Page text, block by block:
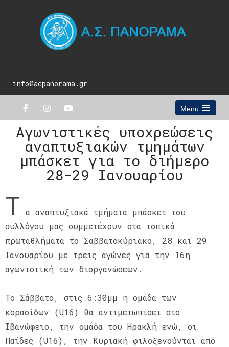
info@acpanorama.gr
Menu
Αγωνιστικές υποχρεώσεις
αναπτυξιακών τμημάτων
μπάσκετ για το διήμερο
28-29 Ιανουαρίου
Τ α αναπτυξιακά τμήματα μπάσκετ του
συλλόγου μας συμμετέχουν στα τοπικά
πρωταθλήματα το Σαββατοκύριακο, 28 και 29
Ιανουαρίου με τρεις αγώνες για την 16η
αγωνιστική των διοργανώσεων.
Το Σάββατο, στις 6:30μμ η ομάδα των
κορασίδων (U16) θα αντιμετωπίσει στο
Ιβανώφειο, την ομάδα του Ηρακλή ενώ, οι
Παίδες (U16), την Κυριακή φιλοξενούνται από